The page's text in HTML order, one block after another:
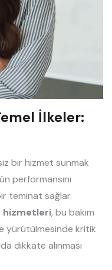
İlkeler:
bir hizmet sunmak
performansını
teminat sağlar.
hizmetleri, bu bakım
yürütülmesinde kritik
dikkate alınması